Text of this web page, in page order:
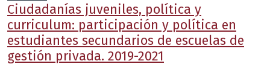
Ciudadanías juveniles, política y
curriculum: participación y política en
estudiantes secundarios de escuelas de
gestión privada. 2019-2021